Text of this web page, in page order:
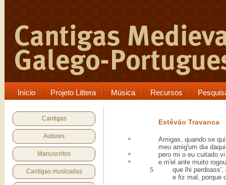
Início Projeto Littera Música Recursos
Cantigas
Autores
Manuscritos
Cantigas musicadas
Estêvão Travanca
Amigas, quando se
meu amig'um dia
pero mi o eu cuitado vi
e m'el ante muito rogou
5
que lhi perdoass',
e fiz mal, porque o